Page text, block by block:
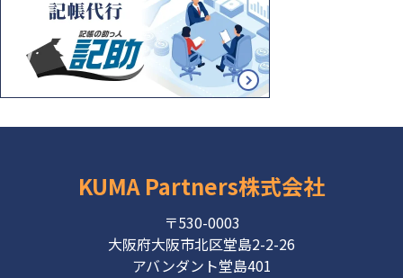
KUMA Partners株式会社
〒530-0003
大阪府大阪市北区堂島2-2-26
アバンダント堂島401